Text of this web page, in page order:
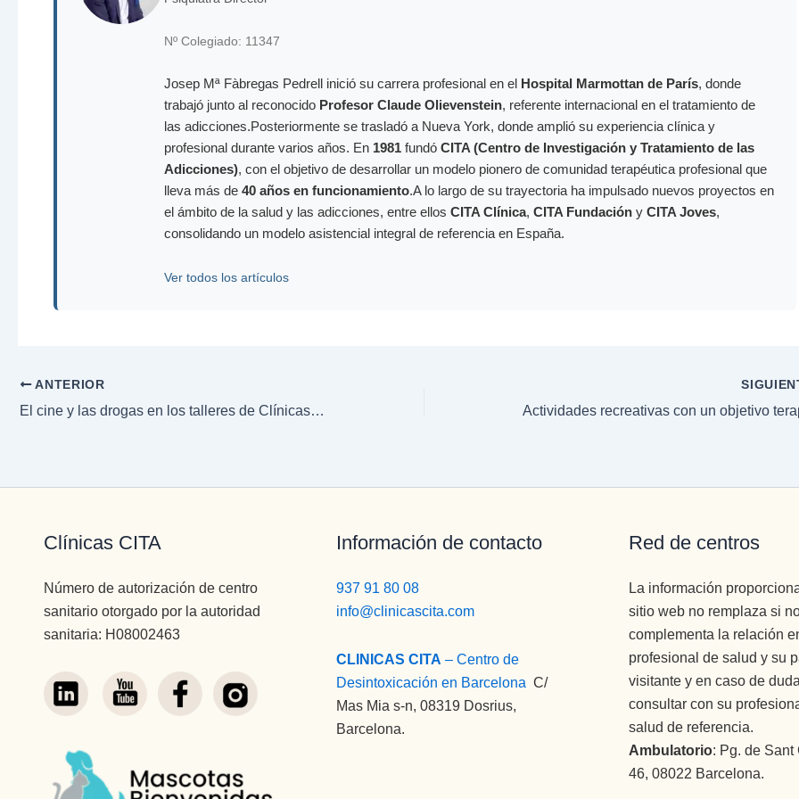
Nº Colegiado: 11347
Josep Mª Fàbregas Pedrell inició su carrera profesional en el Hospital Marmottan de París, donde
trabajó junto al reconocido Profesor Claude Olievenstein, referente internacional en el tratamiento de
las adicciones.Posteriormente se trasladó a Nueva York, donde amplió su experiencia clínica y
profesional durante varios años. En 1981 fundó CITA (Centro de Investigación y Tratamiento de las
Adicciones), con el objetivo de desarrollar un modelo pionero de comunidad terapéutica profesional que
lleva más de 40 años en funcionamiento.A lo largo de su trayectoria ha impulsado nuevos proyectos en
el ámbito de la salud y las adicciones, entre ellos CITA Clínica, CITA Fundación y CITA Joves,
consolidando un modelo asistencial integral de referencia en España.
Ver todos los artículos
ANTERIOR
El cine y las drogas en los talleres de Clínicas CITA – The Doors
Clínicas CITA
Número de autorización de centro
sanitario otorgado por la autoridad
sanitaria: H08002463
Información de contacto
937 91 80 08
info@clinicascita.com
CLINICAS CITA – Centro de
Desintoxicación en Barcelona C/
Mas Mia s-n, 08319 Dosrius,
Barcelona.
Red de centros
La información
sitio web no remplaza si
complementa la relación
profesional de salud y su
visitante y en caso de
consultar con su
salud de referencia.
Ambulatorio: Pg. de Sant
46, 08022 Barcelona.